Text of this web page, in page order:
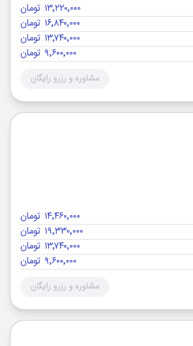
۱۳٬۲۲۰٬۰۰۰ تومان
۱۶٬۸۴۰٬۰۰۰ تومان
۱۳٬۷۴۰٬۰۰۰ تومان
۹٬۶۰۰٬۰۰۰ تومان
مشاوره و رزرو رایگان
۱۴٬۴۶۰٬۰۰۰ تومان
۱۹٬۳۳۰٬۰۰۰ تومان
۱۳٬۷۴۰٬۰۰۰ تومان
۹٬۶۰۰٬۰۰۰ تومان
مشاوره و رزرو رایگان